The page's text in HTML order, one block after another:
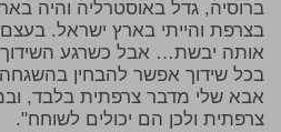
ברוסיה, גדל באוסטרליה והיה
בצרפת והייתי בארץ ישראל.
אותה יבשת… אבל כשרגע השידוך
בכל שידוך אפשר להבחין
אבא שלי מדבר צרפתית בלבד,
צרפתית ולכן הם יכולים לשוחח".